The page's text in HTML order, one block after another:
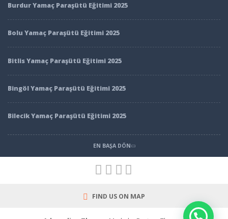
Burdur Yamaç Paraşütü Eğitimi 2025
Bolu Yamaç Paraşütü Eğitimi 2025
Bitlis Yamaç Paraşütü Eğitimi 2025
Bingöl Yamaç Paraşütü Eğitimi 2025
Bilecik Yamaç Paraşütü Eğitimi 2025
EN BAŞA DÖN
FIND US ON MAP